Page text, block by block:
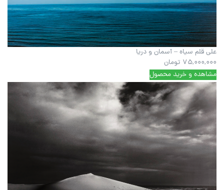
علی قلم سیاه – آسمان و دریا
75,000,000 تومان
مشاهده و خرید محصول